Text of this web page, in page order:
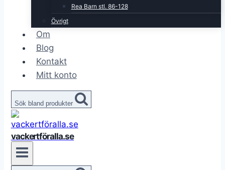
Rea Barn stl. 86-128
Övrigt
Om
Blog
Kontakt
Mitt konto
Sök bland produkter
vackertföralla.se